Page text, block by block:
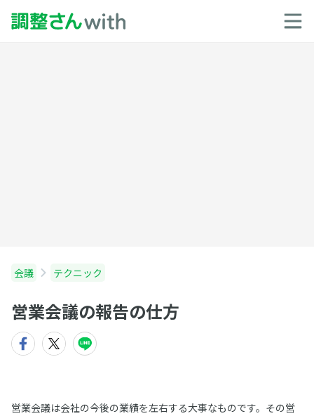
会議 テクニック
営業会議の報告の仕方
営業会議は会社の今後の業績を左右する大事なものです。その営